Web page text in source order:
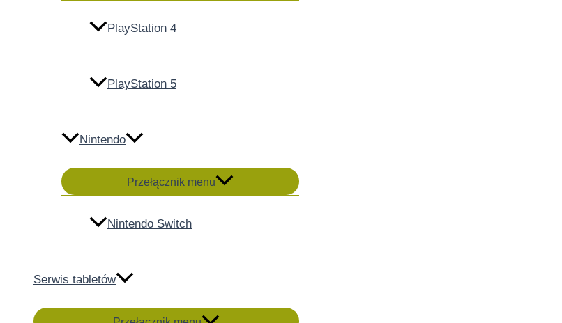
PlayStation 4
PlayStation 5
Nintendo
Przełącznik menu
Nintendo Switch
Serwis tabletów